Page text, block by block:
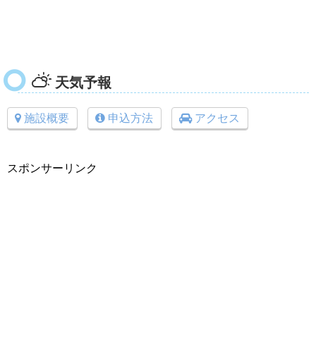
天気予報
施設概要 申込方法 アクセス
スポンサーリンク